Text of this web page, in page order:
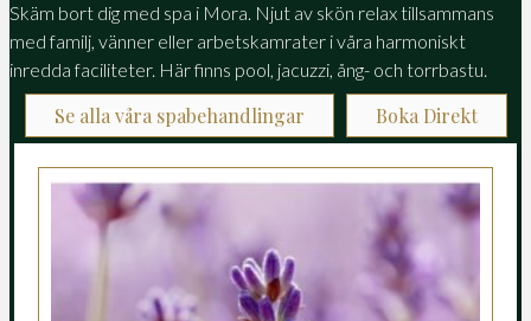
Skäm bort dig med spa i Mora. Njut av skön relax tillsammans
med familj, vänner eller arbetskamrater i våra harmoniskt
inredda faciliteter. Här finns pool, jacuzzi, ång- och torrbastu.
Se alla våra spabehandlingar Boka Direkt